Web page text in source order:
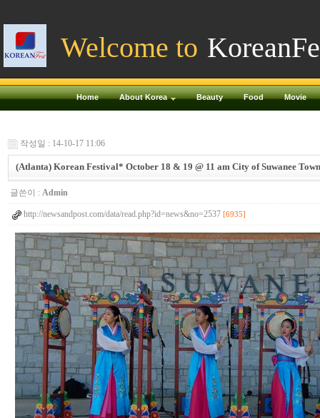
Welcome to
Home About Korea Beauty Food Movie
작성일 : 14-10-17 11:06
(Atlanta) Korean Festival* October 18 & 19 @ 11 am City of Suwanee
글쓴이 : Admin
http://newsandpost.com/data/read.php?id=news&no=2537 [6935]